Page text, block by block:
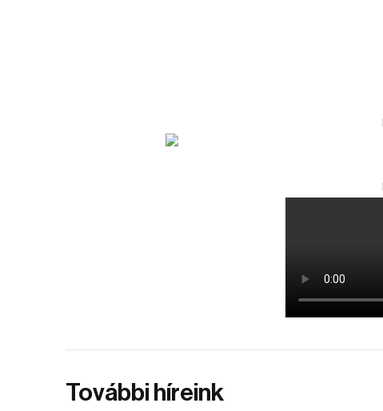
További híreink